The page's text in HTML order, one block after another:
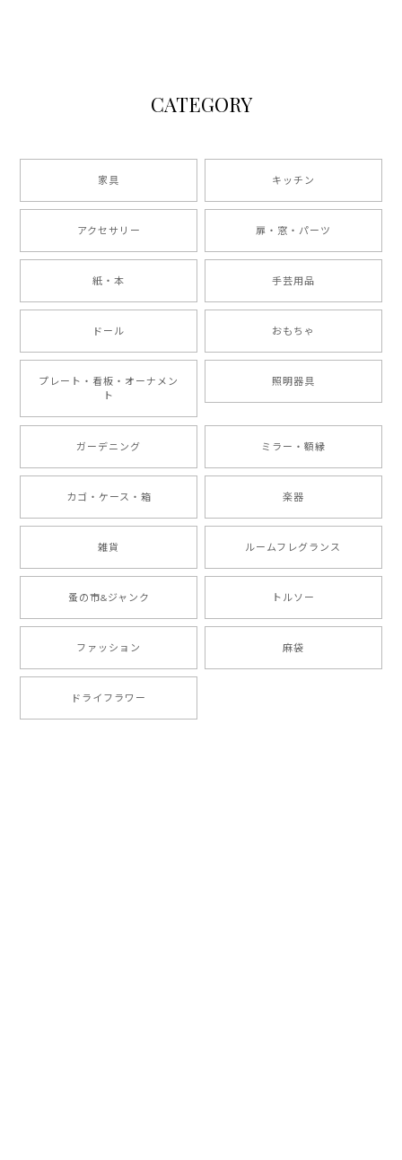
CATEGORY
家具 キッチン
アクセサリー 扉・窓・パーツ
紙・本 手芸用品
ドール おもちゃ
プレート・看板・オーナメン
ト
照明器具
ガーデニング ミラー・額縁
カゴ・ケース・箱 楽器
雑貨 ルームフレグランス
蚤の市&ジャンク トルソー
ファッション 麻袋
ドライフラワー